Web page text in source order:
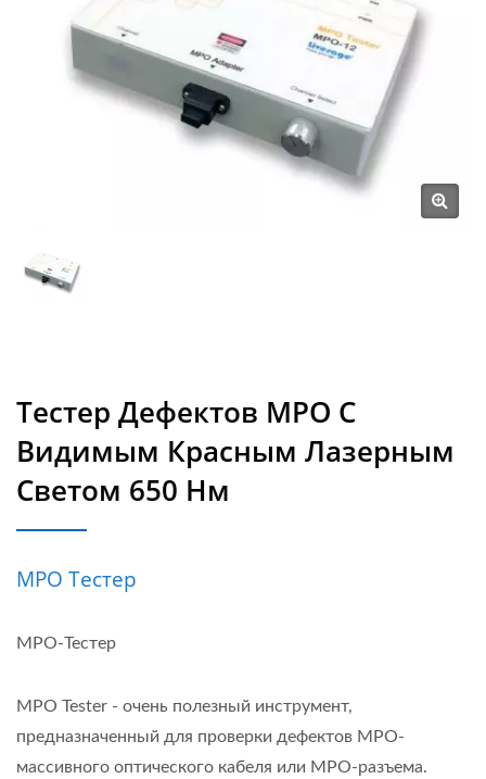
Тестер Дефектов MPO С
Видимым Красным Лазерным
Светом 650 Нм
MPO Тестер
MPO-Тестер
MPO Tester - очень полезный инструмент,
предназначенный для проверки дефектов MPO-
массивного оптического кабеля или MPO-разъема.